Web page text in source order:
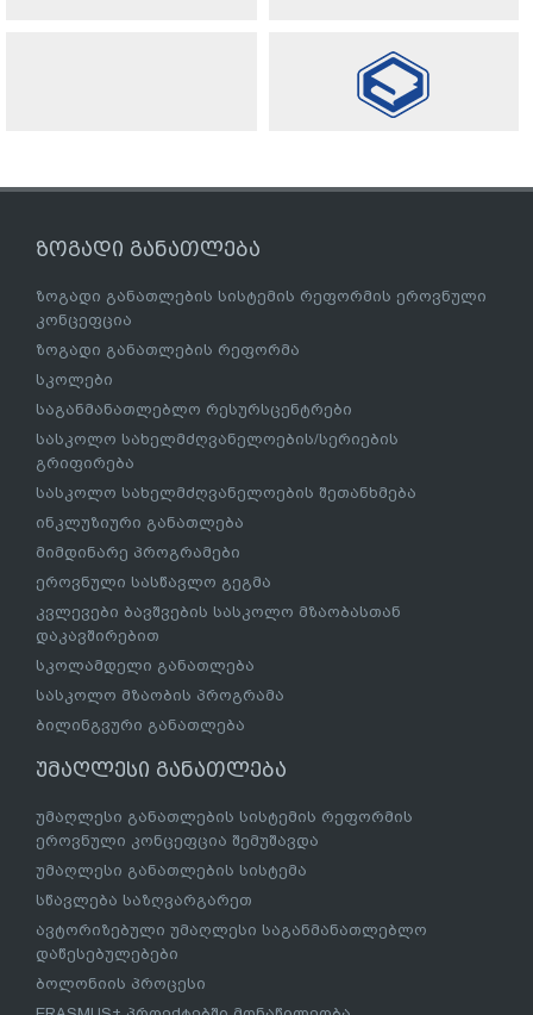
ზოგადი განათლების სისტემის რეფორმის ეროვნული
კონცეფცია
ზოგადი განათლების რეფორმა
სკოლები
საგანმანათლებლო რესურსცენტრები
სასკოლო სახელმძღვანელოების/სერიების
გრიფირება
სასკოლო სახელმძღვანელოების შეთანხმება
ინკლუზიური განათლება
მიმდინარე პროგრამები
ეროვნული სასწავლო გეგმა
კვლევები ბავშვების სასკოლო მზაობასთან
დაკავშირებით
სკოლამდელი განათლება
სასკოლო მზაობის პროგრამა
უმაღლესი განათლების სისტემის რეფორმის
ეროვნული კონცეფცია შემუშავდა
უმაღლესი განათლების სისტემა
სწავლება საზღვარგარეთ
ავტორიზებული უმაღლესი საგანმანათლებლო
დაწესებულებები